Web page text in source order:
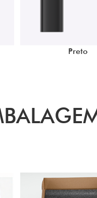
Preto